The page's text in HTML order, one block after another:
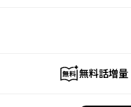
無料話増量